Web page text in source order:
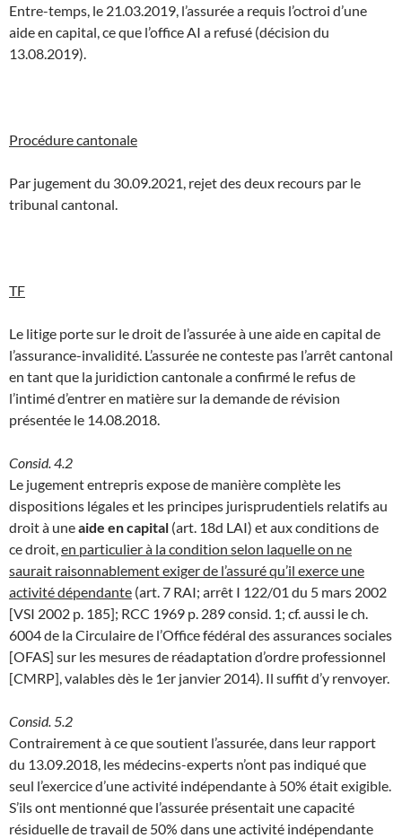
Entre-temps, le 21.03.2019, l’assurée a requis l’octroi d’une
aide en capital, ce que l’office AI a refusé (décision du
13.08.2019).
Procédure cantonale
Par jugement du 30.09.2021, rejet des deux recours par le
tribunal cantonal.
TF
Le litige porte sur le droit de l’assurée à une aide en capital de
l’assurance-invalidité. L’assurée ne conteste pas l’arrêt cantonal
en tant que la juridiction cantonale a confirmé le refus de
l’intimé d’entrer en matière sur la demande de révision
présentée le 14.08.2018.
Consid. 4.2
Le jugement entrepris expose de manière complète les
dispositions légales et les principes jurisprudentiels relatifs au
droit à uneaide en capital (art. 18d LAI) et aux conditions de
ce droit, en particulier à la condition selon laquelle on ne
saurait raisonnablement exiger de l’assuré qu’il exerce une
activité dépendante (art. 7 RAI; arrêt I 122/01 du 5 mars 2002
[VSI 2002 p. 185]; RCC 1969 p. 289 consid. 1; cf. aussi le ch.
6004 de la Circulaire de l’Office fédéral des assurances sociales
[OFAS] sur les mesures de réadaptation d’ordre professionnel
[CMRP], valables dès le 1er janvier 2014). Il suffit d’y renvoyer.
Consid. 5.2
Contrairement à ce que soutient l’assurée, dans leur rapport
du 13.09.2018, les médecins-experts n’ont pas indiqué que
seul l’exercice d’une activité indépendante à 50% était exigible.
S’ils ont mentionné que l’assurée présentait une capacité
résiduelle de travail de 50% dans une activité indépendante